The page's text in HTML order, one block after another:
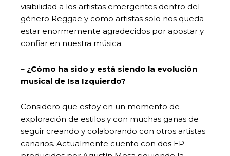
visibilidad a los artistas emergentes dentro del
género Reggae y como artistas solo nos queda
estar enormemente agradecidos por apostar y
confiar en nuestra música.
– ¿Cómo ha sido y está siendo la evolución
musical de Isa Izquierdo?
Considero que estoy en un momento de
exploración de estilos y con muchas ganas de
seguir creando y colaborando con otros artistas
canarios. Actualmente cuento con dos EP